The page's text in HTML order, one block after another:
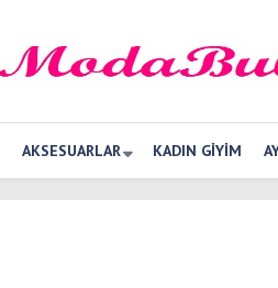
AKSESUARLAR KADIN GIYIM